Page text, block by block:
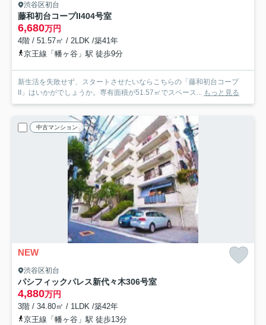
渋谷区初台
藤和初台コープII404号室
6,680万円
4階 / 51.57㎡ / 2LDK /築41年
京王線「幡ヶ谷」駅 徒歩9分
新生活を失敗せず、スタートさせたいならこちらの「藤和初台コープ
II」はいかがでしょうか。専有面積が51.57㎡でスペース... もっと見る
中古マンション
NEW
渋谷区初台
パシフィックパレス新代々木306号室
4,880万円
3階 / 34.80㎡ / 1LDK /築42年
京王線「幡ヶ谷」駅 徒歩13分